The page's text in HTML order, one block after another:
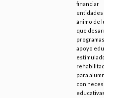
financiar
entidades sin
ánimo de lucro
que desarrollan
programas de
apoyo
estimulador y
rehabilitador
para alumnos
con
educativas